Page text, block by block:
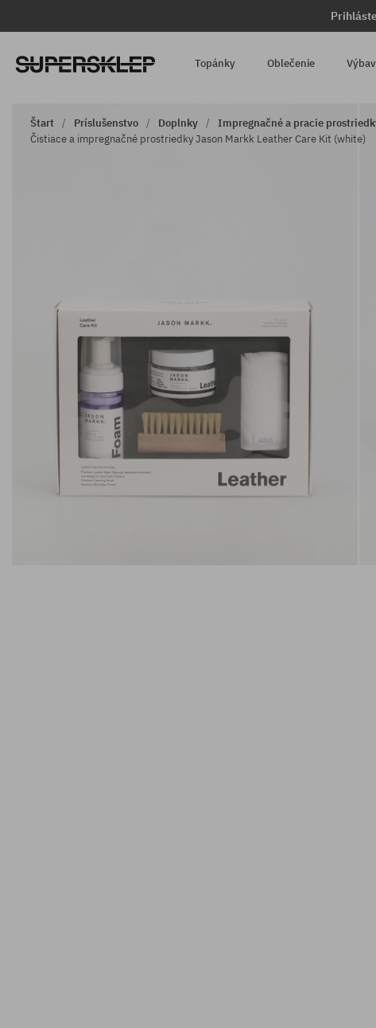
Topánky Oblečenie
Štart Príslušenstvo Doplnky
Impregnačné a pracie
Čistiace a impregnačné prostriedky Jason Markk Leather Care Kit (white)